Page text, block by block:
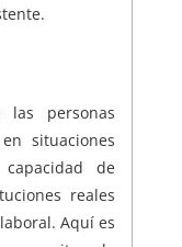
personas
situaciones
de
reales
Aquí es